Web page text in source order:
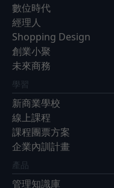
數位時代
經理人
Shopping Design
創業小聚
未來商務
學習
新商業學校
線上課程
課程團票方案
企業內訓計畫
產品
管理知識庫